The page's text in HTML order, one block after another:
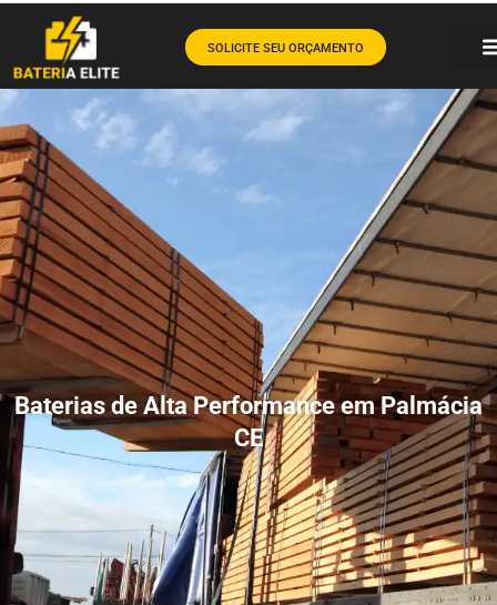
SOLICITE SEU ORÇAMENTO
Baterias de Alta Performance em Palmácia
CE